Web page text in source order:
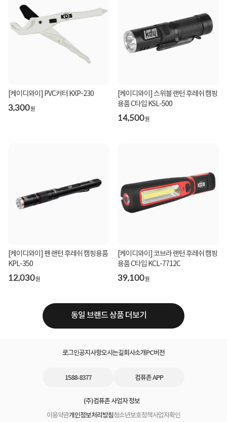
[케이디와이] PVC커터 KXP-230
3,300원
[케이디와이] 스위블 랜턴 후레쉬 캠핑
용품 C타입 KSL-500
14,500원
[케이디와이] 펜 랜턴 후레쉬 캠핑용품
KPL-350
12,030원
[케이디와이] 코브라 랜턴 후레쉬 캠핑
용품 C타입 KCL-7712C
39,100원
동일 브랜드 상품 더보기
로그인공지사항오시는길회사소개PC버전
1588-8377 컴퓨존 APP
(주)컴퓨존 사업자 정보
이용약관개인정보처리방침청소년보호정책사업자확인